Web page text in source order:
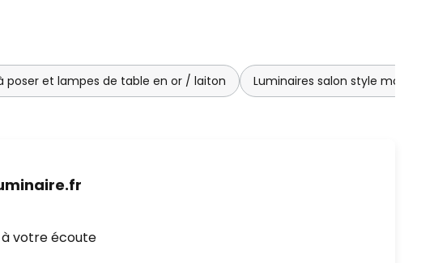
poser et lampes de table en or / laiton Luminaires salon style moderne
votre écoute